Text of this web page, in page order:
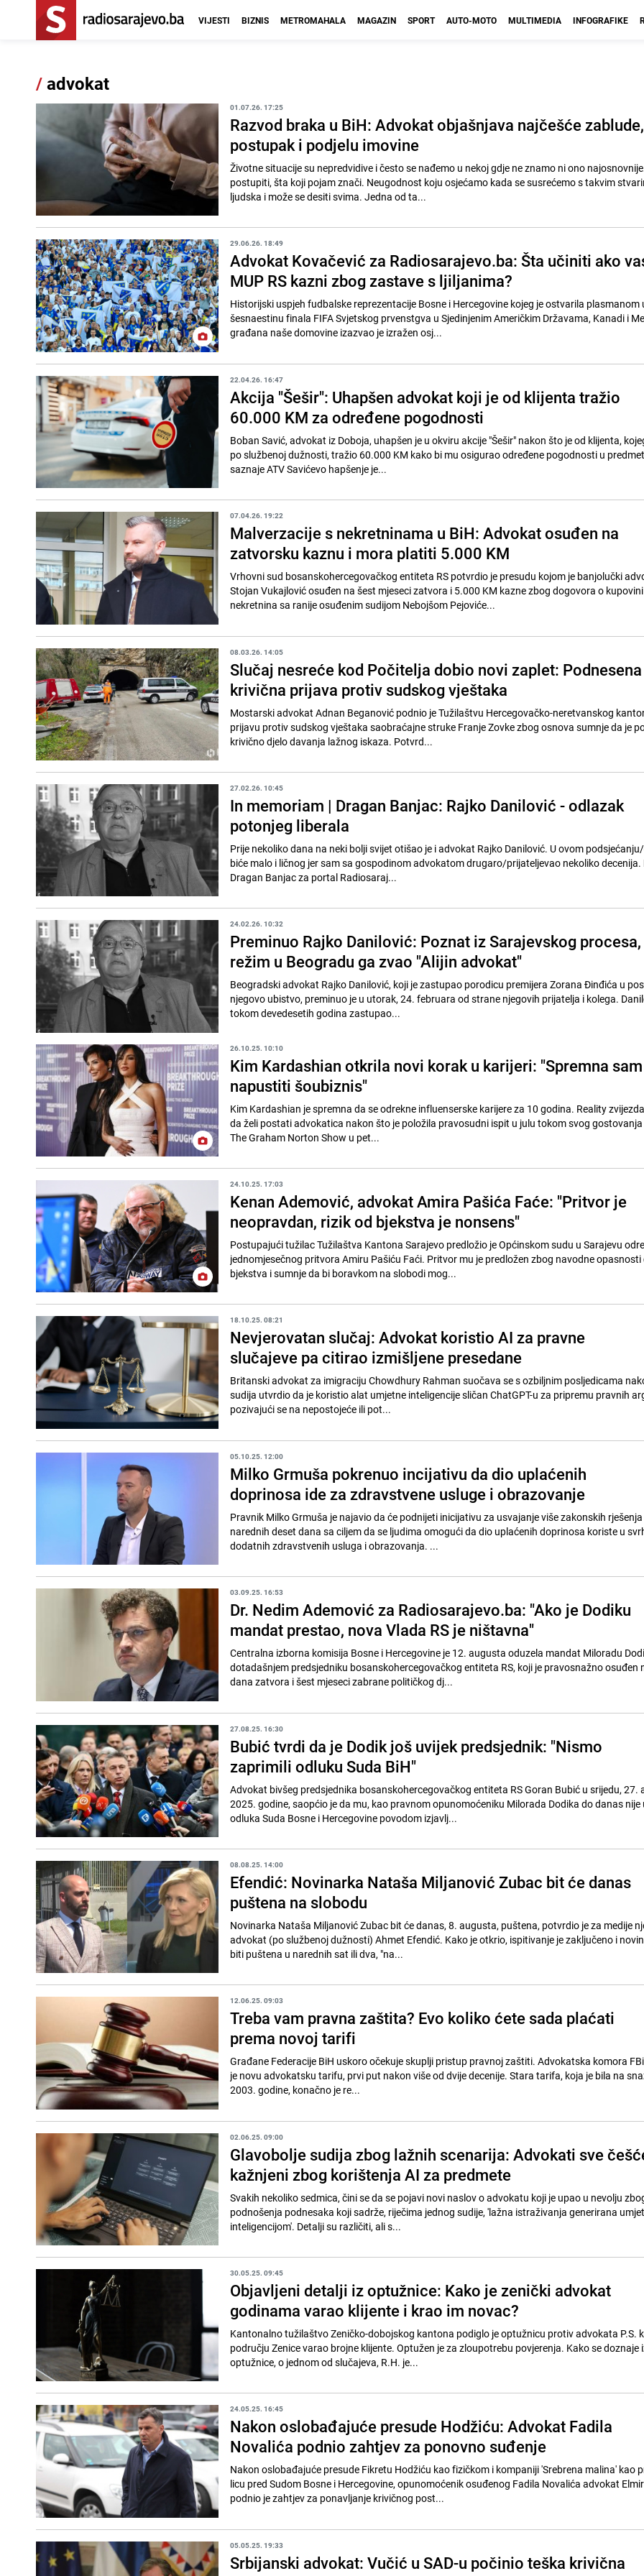
VIJESTI BIZNIS METROMAHALA MAGAZIN SPORT AUTO-MOTO MULTIMEDIA INFOGRAFIKE
/advokat
01.07.26. 17:25
Razvod braka u BiH: Advokat objašnjava najčešće zablude,
postupak i podjelu imovine
Životne situacije su nepredvidive i često se nađemo u nekoj gdje ne znamo ni ono
postupiti, šta koji pojam znači. Neugodnost koju osjećamo kada se susrećemo s takvim
ljudska i može se desiti svima. Jedna od ta...
29.06.26. 18:49
Advokat Kovačević za Radiosarajevo.ba: Šta učiniti ako
MUP RS kazni zbog zastave s ljiljanima?
Historijski uspjeh fudbalske reprezentacije Bosne i Hercegovine kojeg je ostvarila plasmanom
šesnaestinu finala FIFA Svjetskog prvenstgva u Sjedinjenim Američkim Državama, Kanadi i
građana naše domovine izazvao je izražen osj...
22.04.26. 16:47
Akcija "Šešir": Uhapšen advokat koji je od klijenta tražio
60.000 KM za određene pogodnosti
Boban Savić, advokat iz Doboja, uhapšen je u okviru akcije "Šešir" nakon što je od klijenta,
po službenoj dužnosti, tražio 60.000 KM kako bi mu osigurao određene pogodnosti u
saznaje ATV Savićevo hapšenje je...
07.04.26. 19:22
Malverzacije s nekretninama u BiH: Advokat osuđen na
zatvorsku kaznu i mora platiti 5.000 KM
Vrhovni sud bosanskohercegovačkog entiteta RS potvrdio je presudu kojom je banjolučki
Stojan Vukajlović osuđen na šest mjeseci zatvora i 5.000 KM kazne zbog dogovora o kupovini
nekretnina sa ranije osuđenim sudijom Nebojšom Pejoviće...
08.03.26. 14:05
Slučaj nesreće kod Počitelja dobio novi zaplet: Podnesena
krivična prijava protiv sudskog vještaka
Mostarski advokat Adnan Beganović podnio je Tužilaštvu Hercegovačko-neretvanskog
prijavu protiv sudskog vještaka saobraćajne struke Franje Zovke zbog osnova sumnje da je
krivično djelo davanja lažnog iskaza. Potvrd...
27.02.26. 10:45
In memoriam | Dragan Banjac: Rajko Danilović - odlazak
potonjeg liberala
Prije nekoliko dana na neki bolji svijet otišao je i advokat Rajko Danilović. U ovom
biće malo i ličnog jer sam sa gospodinom advokatom drugaro/prijateljevao nekoliko decenija.
Dragan Banjac za portal Radiosaraj...
24.02.26. 10:32
Preminuo Rajko Danilović: Poznat iz Sarajevskog procesa,
režim u Beogradu ga zvao "Alijin advokat"
Beogradski advokat Rajko Danilović, koji je zastupao porodicu premijera Zorana Đinđića u
njegovo ubistvo, preminuo je u utorak, 24. februara od strane njegovih prijatelja i kolega.
tokom devedesetih godina zastupao...
26.10.25. 10:10
Kim Kardashian otkrila novi korak u karijeri: "Spremna sam
napustiti šoubiznis"
Kim Kardashian je spremna da se odrekne influenserske karijere za 10 godina. Reality
da želi postati advokatica nakon što je položila pravosudni ispit u julu tokom svog gostovanja
The Graham Norton Show u pet...
24.10.25. 17:03
Kenan Ademović, advokat Amira Pašića Faće: "Pritvor je
neopravdan, rizik od bjekstva je nonsens"
Postupajući tužilac Tužilaštva Kantona Sarajevo predložio je Općinskom sudu u Sarajevu
jednomjesečnog pritvora Amiru Pašiću Faći. Pritvor mu je predložen zbog navodne opasnosti
bjekstva i sumnje da bi boravkom na slobodi mog...
18.10.25. 08:21
Nevjerovatan slučaj: Advokat koristio AI za pravne
slučajeve pa citirao izmišljene presedane
Britanski advokat za imigraciju Chowdhury Rahman suočava se s ozbiljnim posljedicama
sudija utvrdio da je koristio alat umjetne inteligencije sličan ChatGPT-u za pripremu pravnih
pozivajući se na nepostojeće ili pot...
05.10.25. 12:00
Milko Grmuša pokrenuo incijativu da dio uplaćenih
doprinosa ide za zdravstvene usluge i obrazovanje
Pravnik Milko Grmuša je najavio da će podnijeti inicijativu za usvajanje više zakonskih rješenja
narednih deset dana sa ciljem da se ljudima omogući da dio uplaćenih doprinosa koriste u
dodatnih zdravstvenih usluga i obrazovanja. ...
03.09.25. 16:53
Dr. Nedim Ademović za Radiosarajevo.ba: "Ako je Dodiku
mandat prestao, nova Vlada RS je ništavna"
Centralna izborna komisija Bosne i Hercegovine je 12. augusta oduzela mandat Miloradu
dotadašnjem predsjedniku bosanskohercegovačkog entiteta RS, koji je pravosnažno osuđen
dana zatvora i šest mjeseci zabrane političkog dj...
27.08.25. 16:30
Bubić tvrdi da je Dodik još uvijek predsjednik: "Nismo
zaprimili odluku Suda BiH"
Advokat bivšeg predsjednika bosanskohercegovačkog entiteta RS Goran Bubić u srijedu, 27.
2025. godine, saopćio je da mu, kao pravnom opunomoćeniku Milorada Dodika do danas nije
odluka Suda Bosne i Hercegovine povodom izjavlj...
08.08.25. 14:00
Efendić: Novinarka Nataša Miljanović Zubac bit će danas
puštena na slobodu
Novinarka Nataša Miljanović Zubac bit će danas, 8. augusta, puštena, potvrdio je za medije
advokat (po službenoj dužnosti) Ahmet Efendić. Kako je otkrio, ispitivanje je zaključeno i
biti puštena u narednih sat ili dva, "na...
12.06.25. 09:03
Treba vam pravna zaštita? Evo koliko ćete sada plaćati
prema novoj tarifi
Građane Federacije BiH uskoro očekuje skuplji pristup pravnoj zaštiti. Advokatska komora
je novu advokatsku tarifu, prvi put nakon više od dvije decenije. Stara tarifa, koja je bila na
2003. godine, konačno je re...
02.06.25. 09:00
Glavobolje sudija zbog lažnih scenarija: Advokati sve
kažnjeni zbog korištenja AI za predmete
Svakih nekoliko sedmica, čini se da se pojavi novi naslov o advokatu koji je upao u nevolju
podnošenja podnesaka koji sadrže, riječima jednog sudije, 'lažna istraživanja generirana
inteligencijom'. Detalji su različiti, ali s...
30.05.25. 09:45
Objavljeni detalji iz optužnice: Kako je zenički advokat
godinama varao klijente i krao im novac?
Kantonalno tužilaštvo Zeničko-dobojskog kantona podiglo je optužnicu protiv advokata P.S.
području Zenice varao brojne klijente. Optužen je za zloupotrebu povjerenja. Kako se doznaje
optužnice, o jednom od slučajeva, R.H. je...
24.05.25. 16:45
Nakon oslobađajuće presude Hodžiću: Advokat Fadila
Novalića podnio zahtjev za ponovno suđenje
Nakon oslobađajuće presude Fikretu Hodžiću kao fizičkom i kompaniji 'Srebrena malina' kao
licu pred Sudom Bosne i Hercegovine, opunomoćenik osuđenog Fadila Novalića advokat
podnio je zahtjev za ponavljanje krivičnog post...
05.05.25. 19:33
Srbijanski advokat: Vučić u SAD-u počinio teška krivična